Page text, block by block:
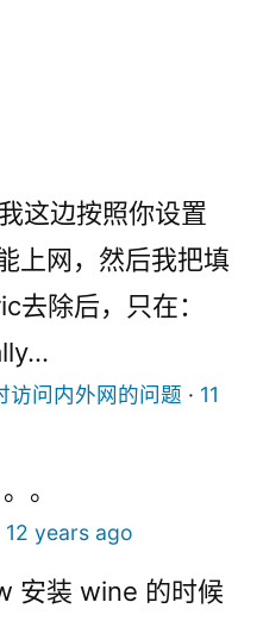
这边按照你设置
上网，然后我把填
除后，只在：
访问内外网的问题 · 11
。
12 years ago
安装 wine 的时候